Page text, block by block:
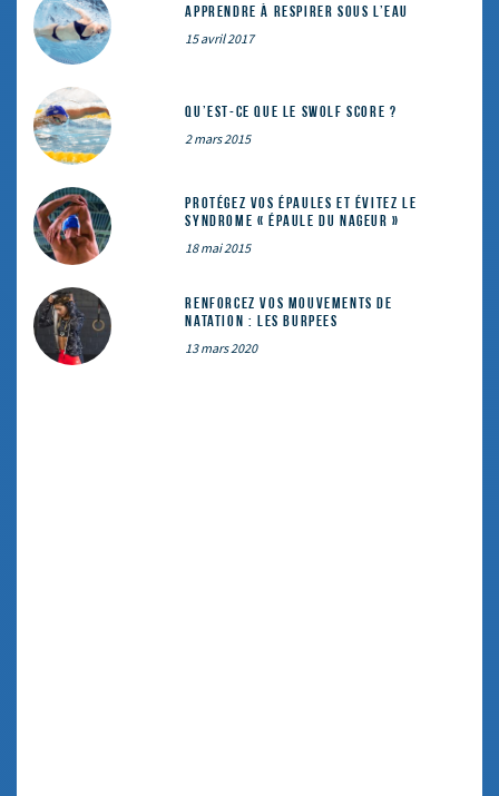
Apprendre à respirer sous l’eau
15 avril 2017
Qu’est-ce que le SWOLF SCORE ?
2 mars 2015
Protégez vos épaules et évitez le
syndrome « épaule du nageur »
18 mai 2015
Renforcez vos mouvements de
natation : les Burpees
13 mars 2020